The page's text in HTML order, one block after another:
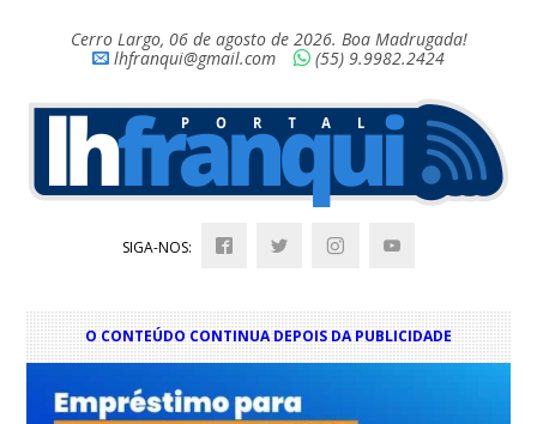
Cerro Largo, 06 de agosto de 2026. Boa Madrugada!
lhfranqui@gmail.com
(55) 9.9982.2424
SIGA-NOS:
O CONTEÚDO CONTINUA DEPOIS DA PUBLICIDADE